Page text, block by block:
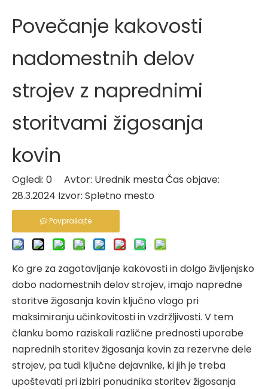
Povečanje kakovosti
nadomestnih delov
strojev z naprednimi
storitvami žigosanja
kovin
Ogledi: 0 Avtor: Urednik mesta Čas objave:
28.3.2024 Izvor: Spletno mesto
Povprašajte
Ko gre za zagotavljanje kakovosti in dolgo življenjsko
dobo nadomestnih delov strojev, imajo napredne
storitve žigosanja kovin ključno vlogo pri
maksimiranju učinkovitosti in vzdržljivosti. V tem
članku bomo raziskali različne prednosti uporabe
naprednih storitev žigosanja kovin za rezervne dele
strojev, pa tudi ključne dejavnike, ki jih je treba
upoštevati pri izbiri ponudnika storitev žigosanja